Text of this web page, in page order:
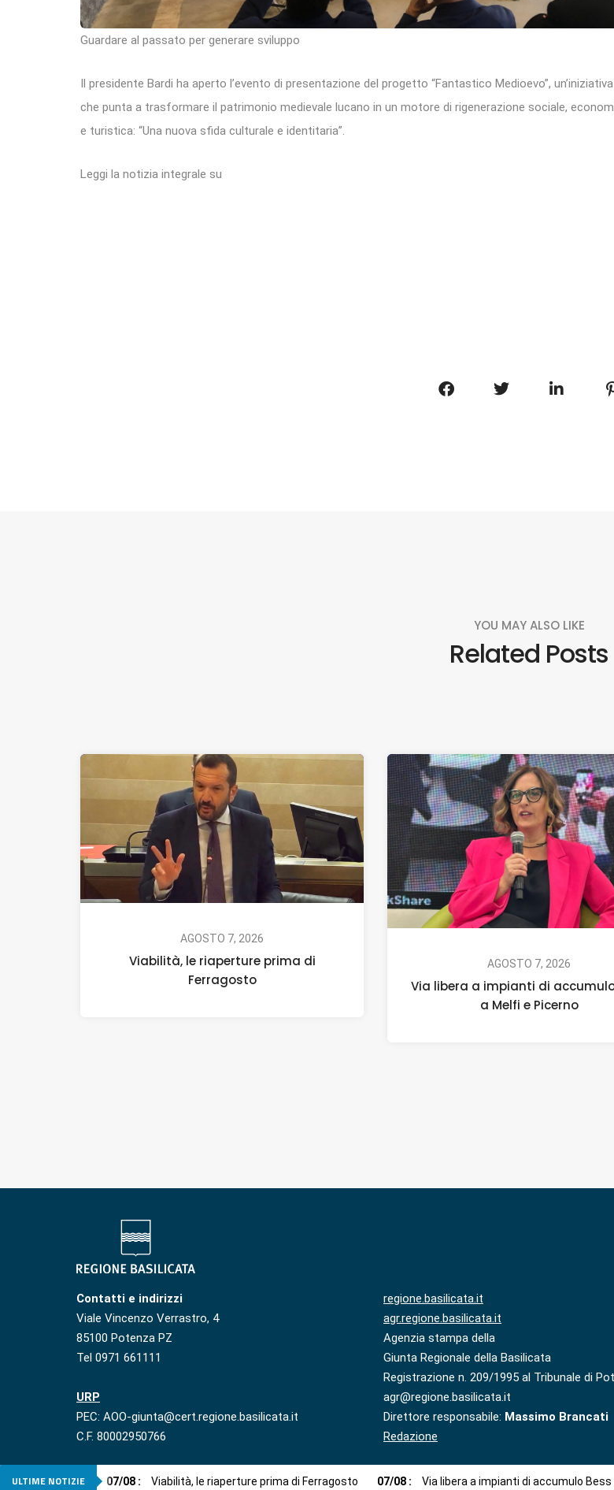
Guardare al passato per generare sviluppo
Il presidente Bardi ha aperto l’evento di presentazione del progetto “Fantastico Medioevo”, un’iniziativa
che punta a trasformare il patrimonio medievale lucano in un motore di rigenerazione sociale,
e turistica: “Una nuova sfida culturale e identitaria”.
Leggi la notizia integrale su
YOU MAY ALSO LIKE
Related Posts
AGOSTO 7, 2026
Viabilità, le riaperture prima di
Ferragosto
AGOSTO 7, 2026
Via libera a impianti di
a Melfi e Picerno
Contatti e indirizzi
Viale Vincenzo Verrastro, 4
85100 Potenza PZ
Tel 0971 661111
URP
PEC: AOO-giunta@cert.regione.basilicata.it
C.F. 80002950766
regione.basilicata.it
agr.regione.basilicata.it
Agenzia stampa della
Giunta Regionale della Basilicata
Registrazione n. 209/1995 al Tribunale di
agr@regione.basilicata.it
Direttore responsabile: Massimo Brancati
Redazione
ULTIME NOTIZIE 07/08 : Viabilità, le riaperture prima di Ferragosto 07/08 : Via libera a impianti di accumulo Bess